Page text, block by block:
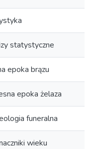
statystyczne
epoka brązu
epoka żelaza
funeralna
wieku